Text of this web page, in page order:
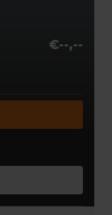
€--,--